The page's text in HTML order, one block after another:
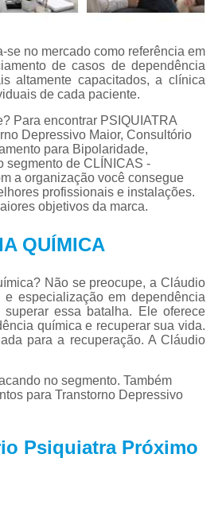
Especialista em
Especialista
Tratamento Alternativo para
Tratamento da
Tratamento para Ansiedade
Tratamento para
Tratamento para Ansiedade São
Tratamento
Tratamento para
Tratamento
Tratamento de
Tratamento de
Tratamento de
Tratamento
Tratamento
Tratamento para
no mercado como referência em
de casos de dependência
altamente capacitados, a clínica
de cada paciente.
Para encontrar PSIQUIATRA
Depressivo Maior, Consultório
para Bipolaridade,
segmento de CLÍNICAS -
a organização você consegue
profissionais e instalações.
objetivos da marca.
QUÍMICA
Não se preocupe, a Cláudio
especialização em dependência
essa batalha. Ele oferece
química e recuperar sua vida.
para a recuperação. A Cláudio
no segmento. Também
para Transtorno Depressivo
Psiquiatra Próximo